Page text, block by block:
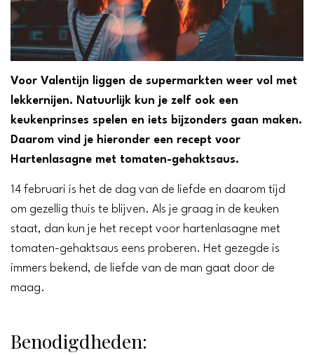
Voor Valentijn liggen de supermarkten weer vol met
lekkernijen. Natuurlijk kun je zelf ook een
keukenprinses spelen en iets bijzonders gaan maken.
Daarom vind je hieronder een recept voor
Hartenlasagne met tomaten-gehaktsaus.
14 februari is het de dag van de liefde en daarom tijd
om gezellig thuis te blijven. Als je graag in de keuken
staat, dan kun je het recept voor hartenlasagne met
tomaten-gehaktsaus eens proberen. Het gezegde is
immers bekend, de liefde van de man gaat door de
maag.
Benodigdheden: